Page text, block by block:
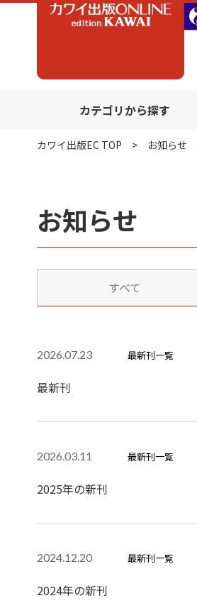
カテゴリから探す
カワイ出版EC TOP お知らせ
お知らせ
すべて
2026.07.23 最新刊一覧
最新刊
2026.03.11 最新刊一覧
2025年の新刊
2024.12.20 最新刊一覧
2024年の新刊